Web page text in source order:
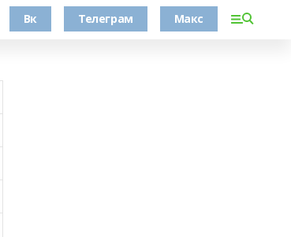
Вк Телеграм Макс